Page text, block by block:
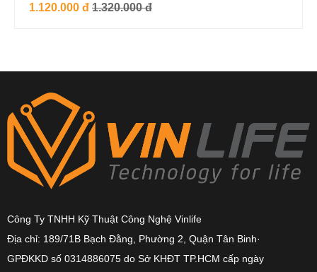
1.120.000 đ 1.320.000 đ
Công Ty TNHH Kỹ Thuật Công Nghệ Vinlife
Địa chỉ: 189/71B Bạch Đằng, Phường 2, Quận Tân Binh·
GPĐKKD số 0314886075 do Sở KHĐT TP.HCM cấp ngày